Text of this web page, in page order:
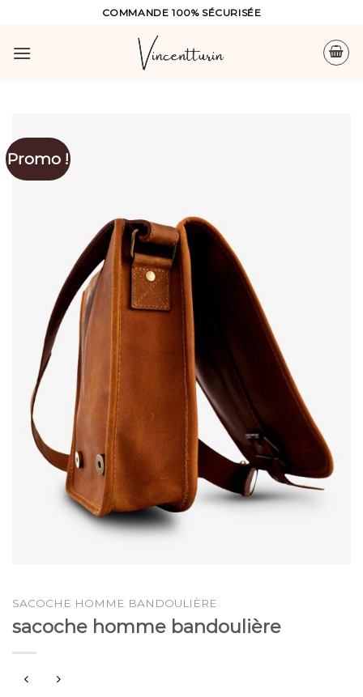
content
COMMANDE 100% SÉCURISÉE
Promo !
SACOCHE HOMME BANDOULIÈRE
sacoche homme bandoulière